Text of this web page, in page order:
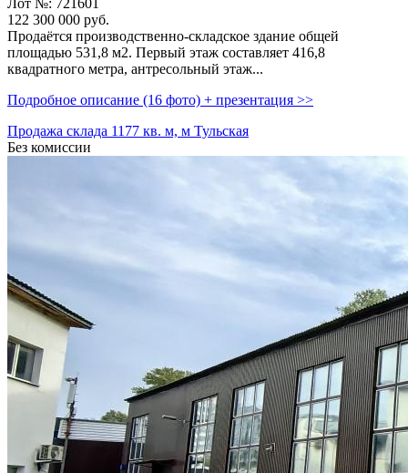
Лот №: 721601
122 300 000 руб.
Продаётся производственно-складское здание общей
площадью 531,­8 м2. Первый этаж составляет 416,­8
квадратного метра,­ антресольный этаж...
Подробное описание (16 фото) + презентация >>
Продажа склада 1177 кв. м, м Тульская
Без комиссии